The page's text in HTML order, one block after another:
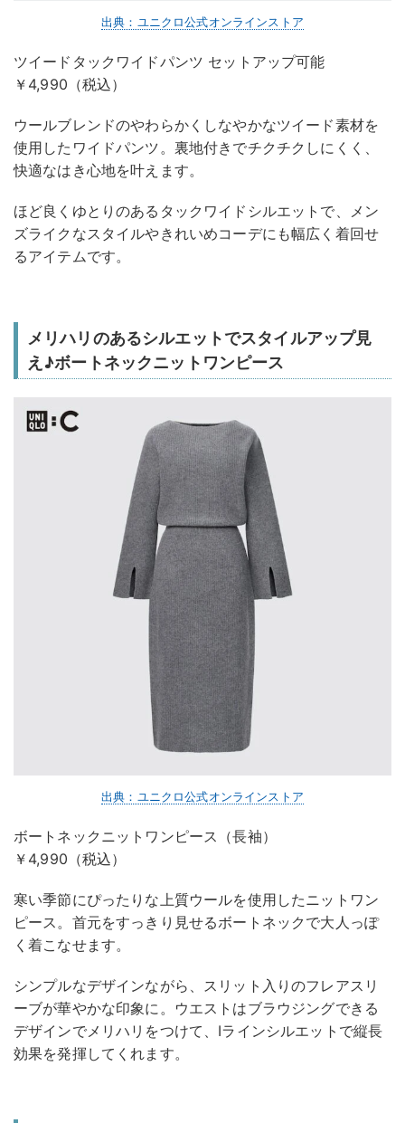
出典：ユニクロ公式オンラインストア
ツイードタックワイドパンツ セットアップ可能
￥4,990（税込）
ウールブレンドのやわらかくしなやかなツイード素材を
使用したワイドパンツ。裏地付きでチクチクしにくく、
快適なはき心地を叶えます。
ほど良くゆとりのあるタックワイドシルエットで、メン
ズライクなスタイルやきれいめコーデにも幅広く着回せ
るアイテムです。
メリハリのあるシルエットでスタイルアップ見
え♪ボートネックニットワンピース
出典：ユニクロ公式オンラインストア
ボートネックニットワンピース（長袖）
￥4,990（税込）
寒い季節にぴったりな上質ウールを使用したニットワン
ピース。首元をすっきり見せるボートネックで大人っぽ
く着こなせます。
シンプルなデザインながら、スリット入りのフレアスリ
ーブが華やかな印象に。ウエストはブラウジングできる
デザインでメリハリをつけて、Iラインシルエットで縦長
効果を発揮してくれます。